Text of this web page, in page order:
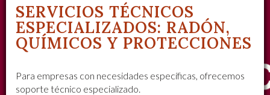
SERVICIOS TÉCNICOS
ESPECIALIZADOS: RADÓN,
QUÍMICOS Y PROTECCIONES
Para empresas con necesidades específicas, ofrecemos
soporte técnico especializado.